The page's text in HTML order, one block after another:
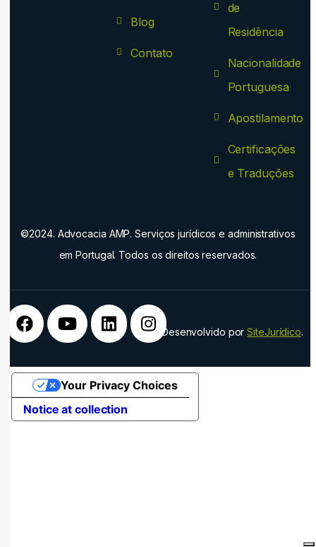
Blog
Contato
de
Residência
Nacionalidade
Portuguesa
Apostilamento
Certificações
e Traduções
©2024. Advocacia AMP. Serviços jurídicos e administrativos
em Portugal. Todos os direitos reservados.
Desenvolvido porSiteJurídico.
Notice at collection
Your Privacy Choices